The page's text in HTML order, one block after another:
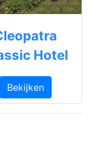
Hotel
Bekijken